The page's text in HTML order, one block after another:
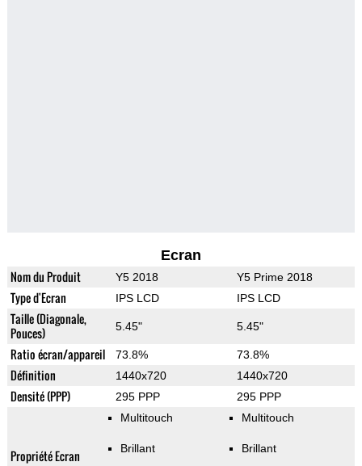
Ecran
Nom du Produit Y5 2018 Y5 Prime 2018
Type d'Ecran IPS LCD IPS LCD
Taille (Diagonale,
Pouces)
5.45" 5.45"
Ratio écran/appareil 73.8% 73.8%
Définition 1440x720 1440x720
Densité (PPP) 295 PPP 295 PPP
Propriété Ecran
Multitouch
Brillant
Multitouch
Brillant